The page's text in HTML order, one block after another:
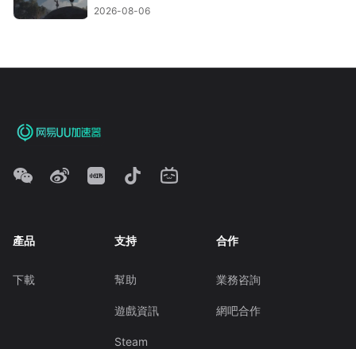
2026-08-06
產品
下載
支持
幫助
遊戲資訊
Steam
合作
業務咨詢
網吧合作